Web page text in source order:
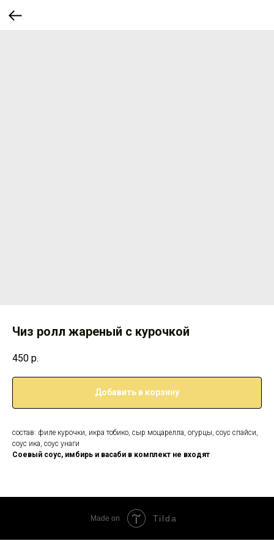
Чиз ролл жареный с курочкой
450 р.
Добавить в корзину
состав: филе курочки, икра тобико, сыр моцарелла, огурцы, соус спайси,
соус ика, соус унаги
Соевый соус, имбирь и васаби в комплект не входят
Made on Tilda